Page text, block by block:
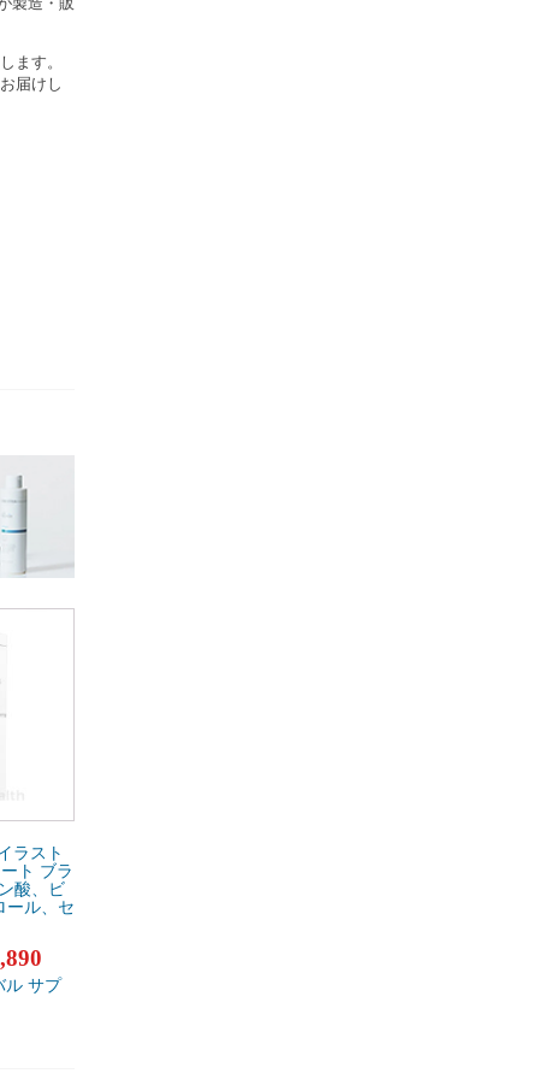
ます。
届けし
ラスト
ト ブラ
酸、ビ
ール、セ
ル サプ